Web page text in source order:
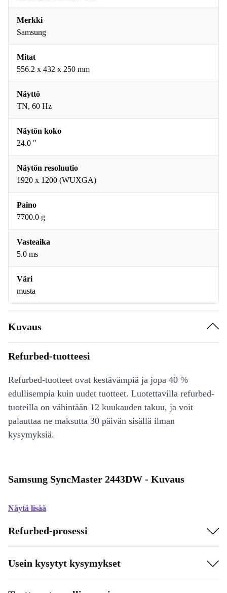
Merkki
Samsung
Mitat
556.2 x 432 x 250 mm
Näyttö
TN, 60 Hz
Näytön koko
24.0 "
Näytön resoluutio
1920 x 1200 (WUXGA)
Paino
7700.0 g
Vasteaika
5.0 ms
Väri
musta
Kuvaus
Refurbed-tuotteesi
Refurbed-tuotteet ovat kestävämpiä ja jopa 40 %
edullisempia kuin uudet tuotteet. Luotettavilla refurbed-
tuoteilla on vähintään 12 kuukauden takuu, ja voit
palauttaa ne maksutta 30 päivän sisällä ilman
kysymyksiä.
Samsung SyncMaster 2443DW - Kuvaus
Näytä lisää
Refurbed-prosessi
Usein kysytyt kysymykset